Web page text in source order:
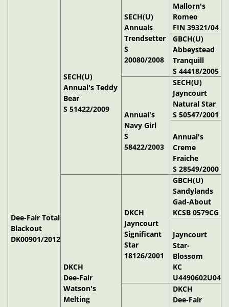
Dee-Fair Total
Blackout
DK00901/2012
SECH(U)
Annual's Teddy
Bear
S 51422/2009
SECH(U)
Annuals
Trendsetter
S
20080/2008
Mallorn's
Romeo
FIN 39321/04
GBCH(U)
Abbeystead
Tranquill
S 44418/2005
Annual's
Navy Girl
S
58422/2003
SECH(U)
Jayncourt
Natural Star
S 50547/2001
Annual's
Creme
Fraiche
S 28549/2000
DKCH
Dee-Fair
Watson's
Melting
DKCH
Jayncourt
Significant
Star
18126/2001
GBCH(U)
Sandylands
Gad-About
KCSB 0579CG
Jayncourt
Star-
Blossom
KC
U4490602U04
DKCH
Dee-Fair